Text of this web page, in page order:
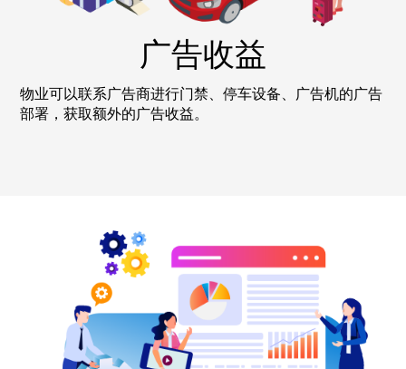
广告收益
物业可以联系广告商进行门禁、停车设备、广告机的广告
部署，获取额外的广告收益。